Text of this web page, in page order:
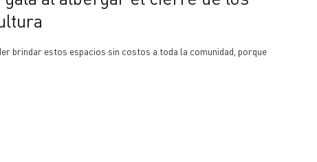
brindar estos espacios sin costos a toda la comunidad, porque